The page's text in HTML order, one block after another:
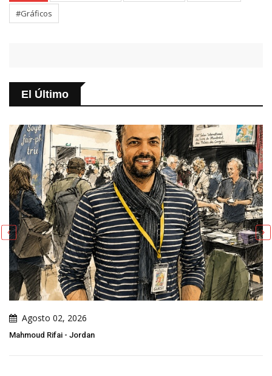
#Gráficos
El Último
Agosto 02, 2026
Mahmoud Rifai - Jordan